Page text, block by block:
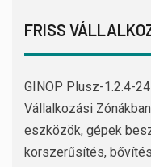
FRISS
GINOP Plusz-1.2.4-
Vállalkozási
eszközök, gépek
korszerűsítés, bővítés